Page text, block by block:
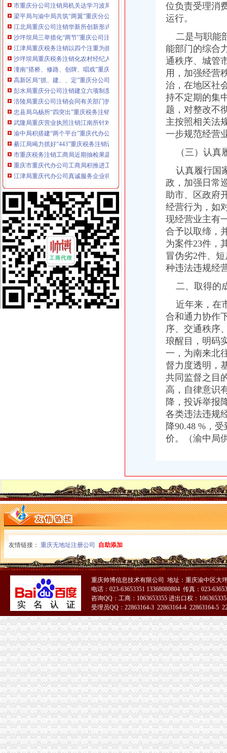
梁平局与渝中局共筑“两翼”重庆分公司注销农户万元增收平台
江北局重庆公司注销华新所创新形式丰富载体深入开展创先争优活动
沙坪坝局三举措化“两节”重庆公司注销市场监管
江津局重庆税务注销以四个注重为抓手大力发展微型企业
沙坪坝局重庆税务注销化农村经纪人培训效果明显
潼南“搭桥、修路、创牌、唱戏”重庆代办公司服务发展
高新区局“抓、建、、定”重庆分公司注销着力提升法制工作水平
彭水局重庆分公司注销建立六项制度积促进创先争优活动开展规范化
涪陵局重庆公司注销会同有关部门拆除城区87块大型户外广告牌
忠县局乌杨所“四突出”重庆税务注销加校园周边环境整
武隆局重庆营业执照注销江南所针对高温天气加三类食品监管
渝中局积搭建“两个平台”重庆代办公司菜园坝火车站地区综合整取得显著成效
綦江局竭力抓好“443”重庆税务注销认真化调研推行规范造典范
市重庆税务注销工商局近期抽检果蔬汁饮料合格率为100%
重庆市重庆代办公司工商局积推进工程建设领域实施企业信用报告制度工作取
江津局重庆代办公司真诚服务企业得到江津区主要领导批示肯定
市局局长、重庆公司注销组书记波对商标工作提出四点要求
璧山局丁家所“四落实”重庆代办公司助推微型企业发展
九龙坡区消委会推出五项服务承诺开展创优争先活动
巫溪局“两助推、两规范、两服务”重庆税务注销确保届重庆竹筏节成功举办
双桥局“三化”重庆公司注销深入开展一次塑料餐盒专项整工作
全市重庆公司注销工商系统召开节能工作培训会议
台湾新普科技正式落户重庆西永综合保税区
云局重庆代办公司大力推行321模式全面提升行政执法水平
九龙坡局化外部协调构建高效顺畅的重庆税务注销执法办案软环境
巴南区人民副区长江湧对分局重庆分公司注销《工商专报》作出重要批示
高新区召开次微型企业“创业审核会”重庆代办公司
酉县委常委副县长谭志龙对发展微型企业提出三点要求
双桥局重庆代办公司成功举办青年人才论坛
巫溪局“一学二借三创新”重庆营业执照注销扎实开展“一讲二评三公示”
涪陵局注重做好“三个结合”重庆代办公司大力开展工商文化建设
波局重庆营业执照注销长听取微企工作专题汇报并提出八点工作要求
宣教处支部在“创先争优”重庆公司注销活动中掀起全员节能热潮
沙坪坝局严格执行“五项措施”重庆公司注销努力实现低碳办公
巫溪县县长张明生对巫溪局重庆分公司注销专报信息作出批示
渝中局把好“四关”重庆税务注销确保月饼市场安全
市重庆代办公司局副局长郭翔对市局机关政务信息工作提出四点要求
市局积推动市委市修改完善对区县委的重庆营业执照注销考核指标体系新指标
开县局突出“全细实”重庆税务注销做好微型企业发展扶持工作
奉节局重庆代办公司永安东城所四措施战高温防火灾
九龙坡局“三个注重”重庆公司注销推进“一讲二评三公示”活动见成效
万州局“四制四重三服务”重庆公司注销化“家电下乡”市场监管成效显著
巫山局重庆公司注销突出七字开创非公经济建新局面
双桥副区长邹迟对工商人才工作提出四点要求
南川局重庆公司注销搭建六大微型企业创业平台助推微企发展
2010年重庆市重庆分公司注销流通领域电冰箱质量监测况
南川区个农副产品涉外商标注册成功
合川局“四个结合”重庆分公司注销深入开展创先争优活动
忠县局乌杨所以“四个到位”重庆分公司注销服务再就业工程见成效
工商动态
我市重庆分公司注销出台在校大创办微型企业相关办法
市重庆代办公司局副巡视员高印平率队到南川局开展考核考察工作
巫溪局大力推进“品牌富农兴县”重庆税务注销战略
渝北局在网络购物领域查获56万元的重庆公司注销冒侵权商品
北部新区局及时达全市重庆公司注销工商行政管理工作会议精
涪陵局重庆税务注销龙潭所四举措着力破解农村无照经营难题
渝北局重庆营业执照注销创新三大执法机制积查处大案要案
铜梁县第二批试点阶段116名微型企业创业人员通过创业评审
市重庆税务注销局副局长陈速率队到彭水局开展考核考察工作
位负责受理消
运行。
二是与职能
能部门的综合
通秩序、城管
用，加强经营
治，在地区社
持不定期的集
题，对整改不
主按照相关法
一步规范经营
（三）认真
认真履行国
政，加强日常
助市、区政府
经营行为，如
现经营业主有
合予以取缔，
为案件23件，
冒伪劣2件、
种违法违规经
二、取得的
近年来，在
合和通力协作
序、交通秩序
琅醒目，明码
一，为南来北
督力度透明，
共同监督之目
高，自律意识
降，投诉举报
各类违法违规
降90.48 %，
价。（渝中局
友情链接： 重庆无地址注册公司 自助添加
重庆帅博信息技术有限公司 地址：重庆渝中区大
电话：023-63653351 13368080804 传真：023-
咨询QQ：工商：1063653355 进出口权：
受理员QQ：22863164-3 22863164-4 22863164-5